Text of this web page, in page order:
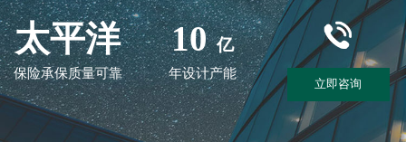
太平洋
保险承保质量可靠
10 亿
年设计产能
立即咨询